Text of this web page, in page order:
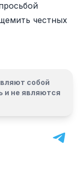
честных
собой
и не являются